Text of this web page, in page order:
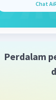
Chat
Perdalam